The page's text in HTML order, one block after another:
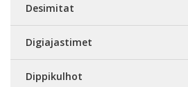
Desimitat
Digiajastimet
Dippikulhot